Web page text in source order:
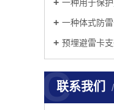
一种用于保
一种体式防
预埋避雷卡
联系我们
C